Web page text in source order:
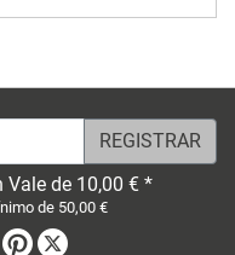
de 10,00 € *
de 50,00 €
LinkedinPinterest